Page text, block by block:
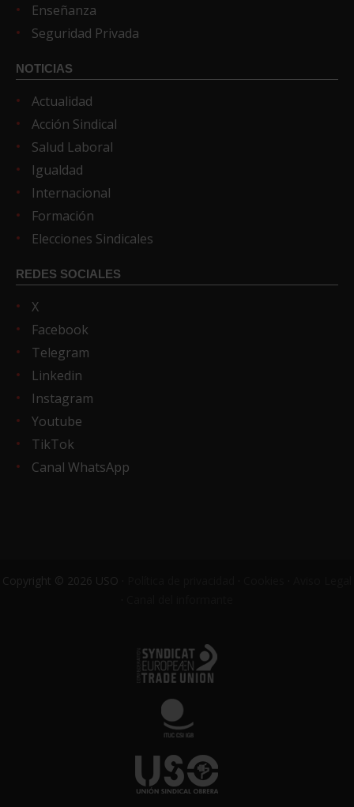
Enseñanza
Seguridad Privada
NOTICIAS
Actualidad
Acción Sindical
Salud Laboral
Igualdad
Internacional
Formación
Elecciones Sindicales
REDES SOCIALES
X
Facebook
Telegram
Linkedin
Instagram
Youtube
TikTok
Canal WhatsApp
Copyright © 2026 USO ·